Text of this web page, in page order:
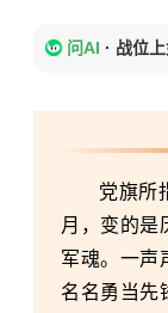
问AI · 战位
党旗所
月，变的是
军魂。一声
名名勇当先